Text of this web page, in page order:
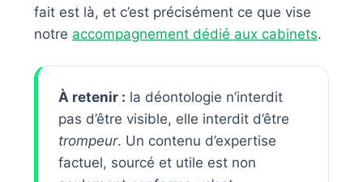
fait est là, et c’est précisément ce que vise
notre accompagnement dédié aux cabinets.
À retenir : la déontologie n’interdit
pas d’être visible, elle interdit d’être
trompeur. Un contenu d’expertise
factuel, sourcé et utile est non